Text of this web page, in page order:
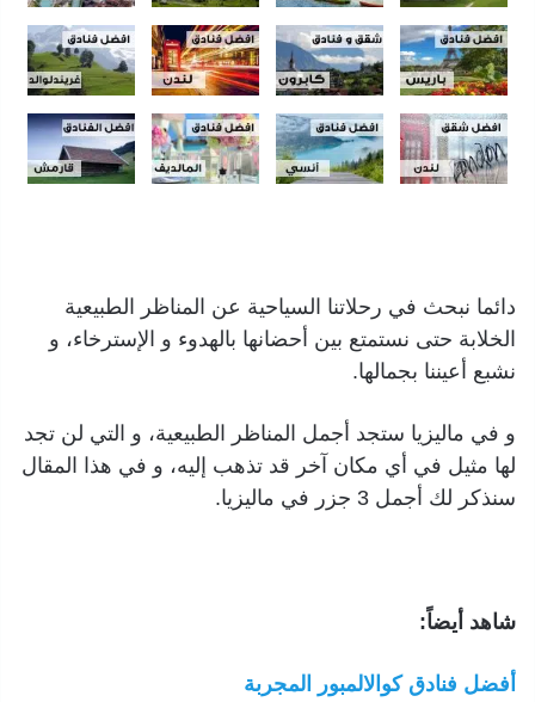
دائما نبحث في رحلاتنا السياحية عن المناظر الطبيعية
الخلابة حتى نستمتع بين أحضانها بالهدوء و الإسترخاء، و
نشبع أعيننا بجمالها.
و في ماليزيا ستجد أجمل المناظر الطبيعية، و التي لن تجد
لها مثيل في أي مكان آخر قد تذهب إليه، و في هذا المقال
سنذكر لك أجمل 3 جزر في ماليزيا.
شاهد أيضاً:
أفضل فنادق كوالالمبور المجربة